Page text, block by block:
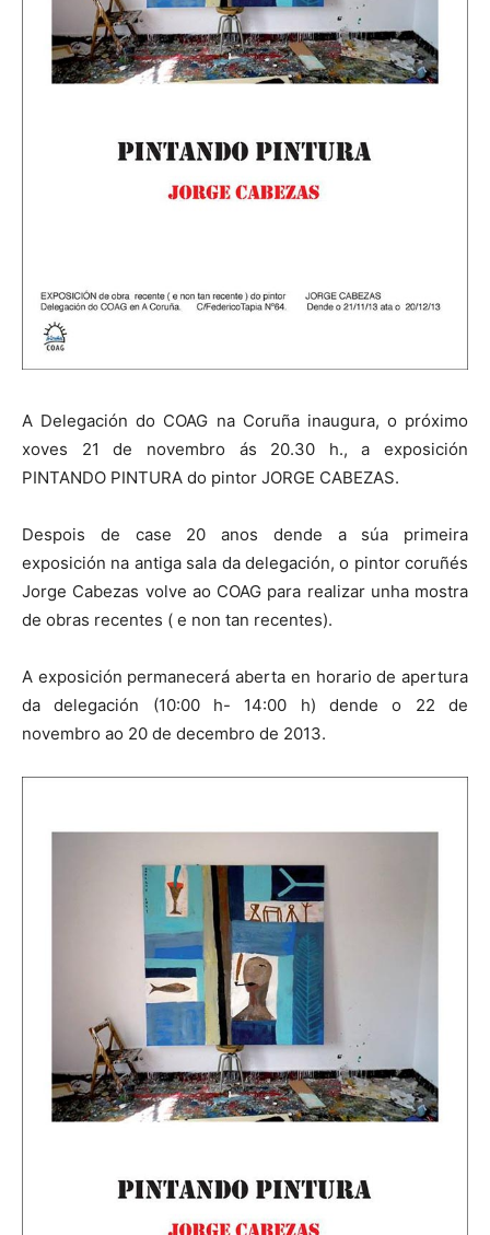
A Delegación do COAG na Coruña inaugura, o próximo
xoves 21 de novembro ás 20.30 h., a exposición
PINTANDO PINTURA do pintor JORGE CABEZAS.
Despois de case 20 anos dende a súa primeira
exposición na antiga sala da delegación, o pintor coruñés
Jorge Cabezas volve ao COAG para realizar unha mostra
de obras recentes ( e non tan recentes).
A exposición permanecerá aberta en horario de apertura
da delegación (10:00 h- 14:00 h) dende o 22 de
novembro ao 20 de decembro de 2013.